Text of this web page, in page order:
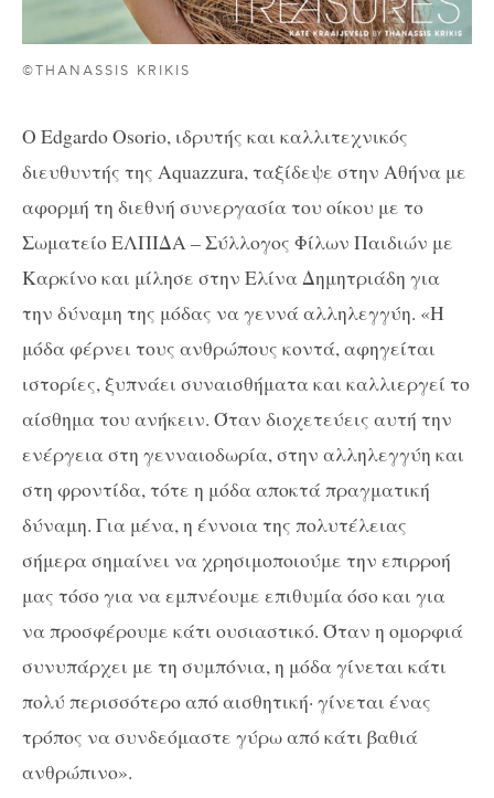
©THANASSIS KRIKIS
Ο Edgardo Osorio, ιδρυτής και καλλιτεχνικός
διευθυντής της Aquazzura, ταξίδεψε στην Αθήνα με
αφορμή τη διεθνή συνεργασία του οίκου με το
Σωματείο ΕΛΠΙΔΑ – Σύλλογος Φίλων Παιδιών με
Καρκίνο και μίλησε στην Ελίνα Δημητριάδη για
την δύναμη της μόδας να γεννά αλληλεγγύη. «Η
μόδα φέρνει τους ανθρώπους κοντά, αφηγείται
ιστορίες, ξυπνάει συναισθήματα και καλλιεργεί το
αίσθημα του ανήκειν. Όταν διοχετεύεις αυτή την
ενέργεια στη γενναιοδωρία, στην αλληλεγγύη και
στη φροντίδα, τότε η μόδα αποκτά πραγματική
δύναμη. Για μένα, η έννοια της πολυτέλειας
σήμερα σημαίνει να χρησιμοποιούμε την επιρροή
μας τόσο για να εμπνέουμε επιθυμία όσο και για
να προσφέρουμε κάτι ουσιαστικό. Όταν η ομορφιά
συνυπάρχει με τη συμπόνια, η μόδα γίνεται κάτι
πολύ περισσότερο από αισθητική· γίνεται ένας
τρόπος να συνδεόμαστε γύρω από κάτι βαθιά
ανθρώπινο».